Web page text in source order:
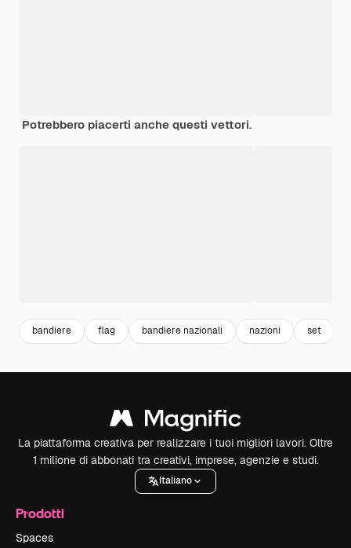
Potrebbero piacerti anche questi vettori.
bandiere flag bandiere nazionali nazioni set
La piattaforma creativa per realizzare i tuoi migliori lavori. Oltre
1 milione di abbonati tra creativi, imprese, agenzie e studi.
Italiano
Prodotti
Spaces